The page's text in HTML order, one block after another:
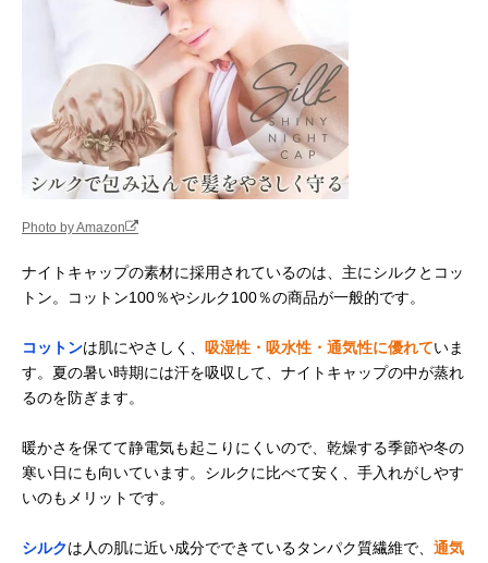
Photo by Amazon
ナイトキャップの素材に採用されているのは、主にシルクとコッ
トン。コットン100％やシルク100％の商品が一般的です。
コットンは肌にやさしく、 吸湿性・吸水性・通気性に優れていま
す。夏の暑い時期には汗を吸収して、ナイトキャップの中が蒸れ
るのを防ぎます。
暖かさを保てて静電気も起こりにくいので、乾燥する季節や冬の
寒い日にも向いています。シルクに比べて安く、手入れがしやす
いのもメリットです。
シルクは人の肌に近い成分でできているタンパク質繊維で、 通気